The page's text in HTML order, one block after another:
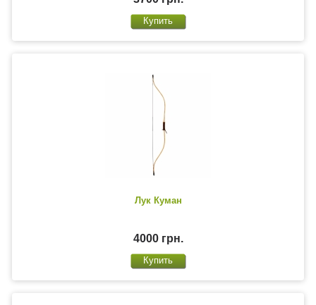
Лук Куман
4000 грн.